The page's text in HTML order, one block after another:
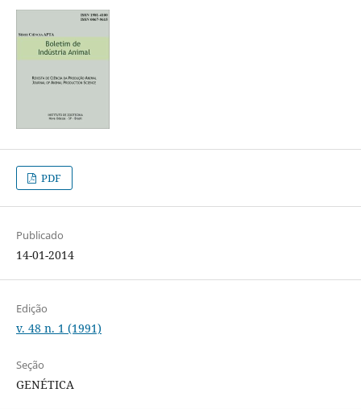
PDF
Publicado
14-01-2014
Edição
v. 48 n. 1 (1991)
Seção
GENÉTICA